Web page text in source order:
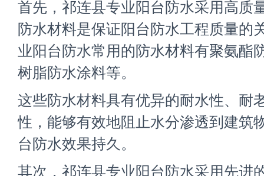
首先，祁连县专业阳台防水采用高质
防水材料是保证阳台防水工程质量的
业阳台防水常用的防水材料有聚氨酯
树脂防水涂料等。
这些防水材料具有优异的耐水性、耐
性，能够有效地阻止水分渗透到建筑
台防水效果持久。
其次，祁连县专业阳台防水采用先进